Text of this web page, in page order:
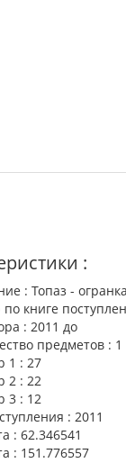
:
: Топаз - огранка
книге
: 2011 до
предметов : 1
1 : 27
2 : 22
3 : 12
: 2011
: 62.346541
: 151.776557